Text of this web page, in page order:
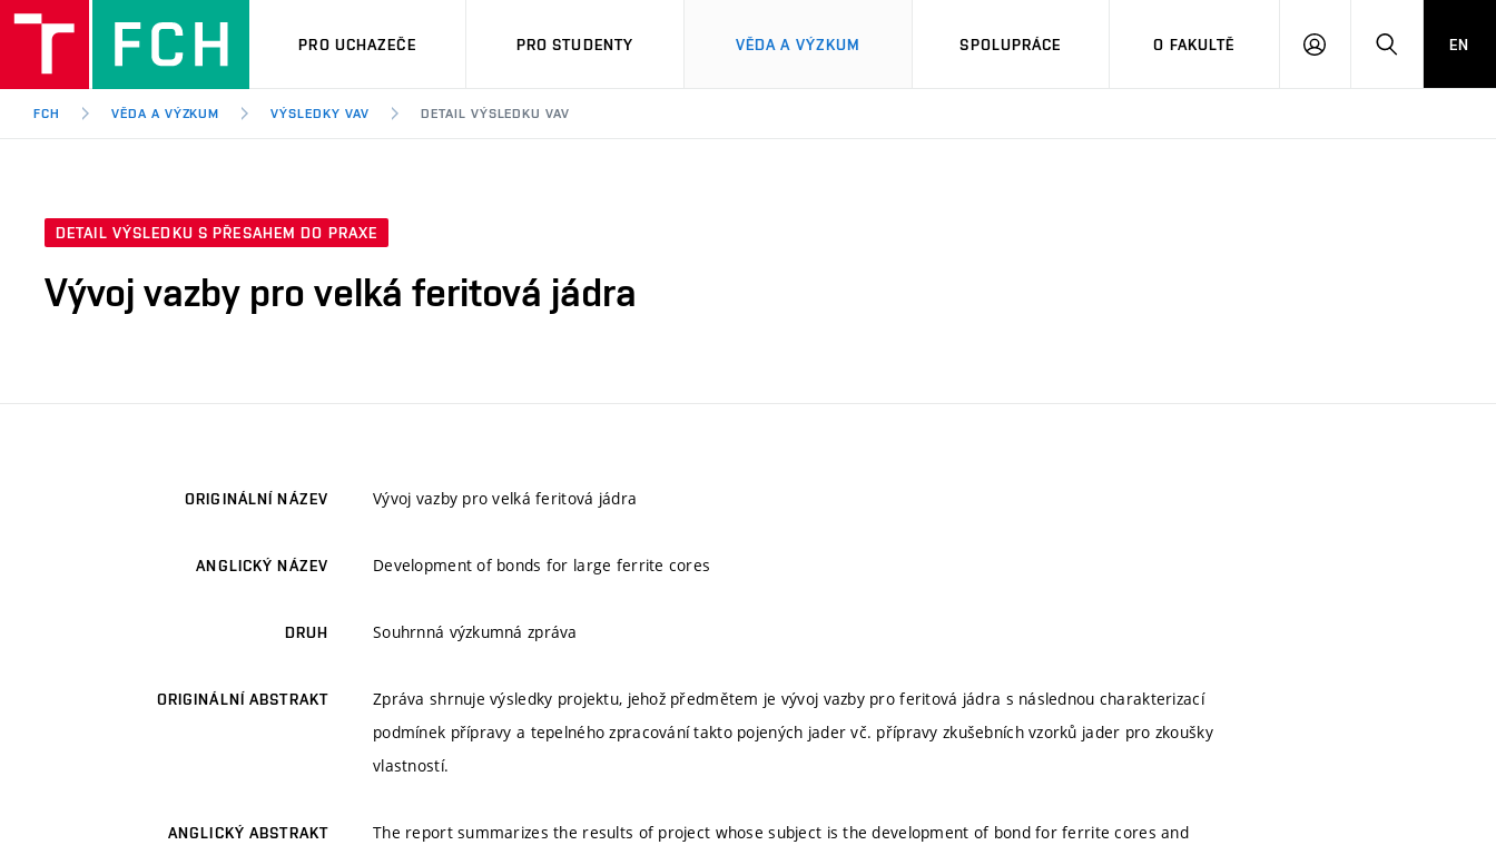
PRO UCHAZEČE PRO STUDENTY VĚDA A VÝZKUM SPOLUPRÁCE O FAKULTĚ
PŘIHLÁSITHLEDAT
EN
FCH VĚDA A VÝZKUM VÝSLEDKY VAV DETAIL VÝSLEDKU VAV
DETAIL VÝSLEDKU S PŘESAHEM DO PRAXE
Vývoj vazby pro velká feritová jádra
ORIGINÁLNÍ NÁZEV Vývoj vazby pro velká feritová jádra
ANGLICKÝ NÁZEV Development of bonds for large ferrite cores
DRUH Souhrnná výzkumná zpráva
ORIGINÁLNÍ ABSTRAKT
Zpráva shrnuje výsledky projektu, jehož předmětem je vývoj vazby pro feritová jádra s následnou charakterizací
podmínek přípravy a tepelného zpracování takto pojených jader vč. přípravy zkušebních vzorků jader pro zkoušky
vlastností.
ANGLICKÝ ABSTRAKT
The report summarizes the results of project whose subject is the development of bond for ferrite cores and